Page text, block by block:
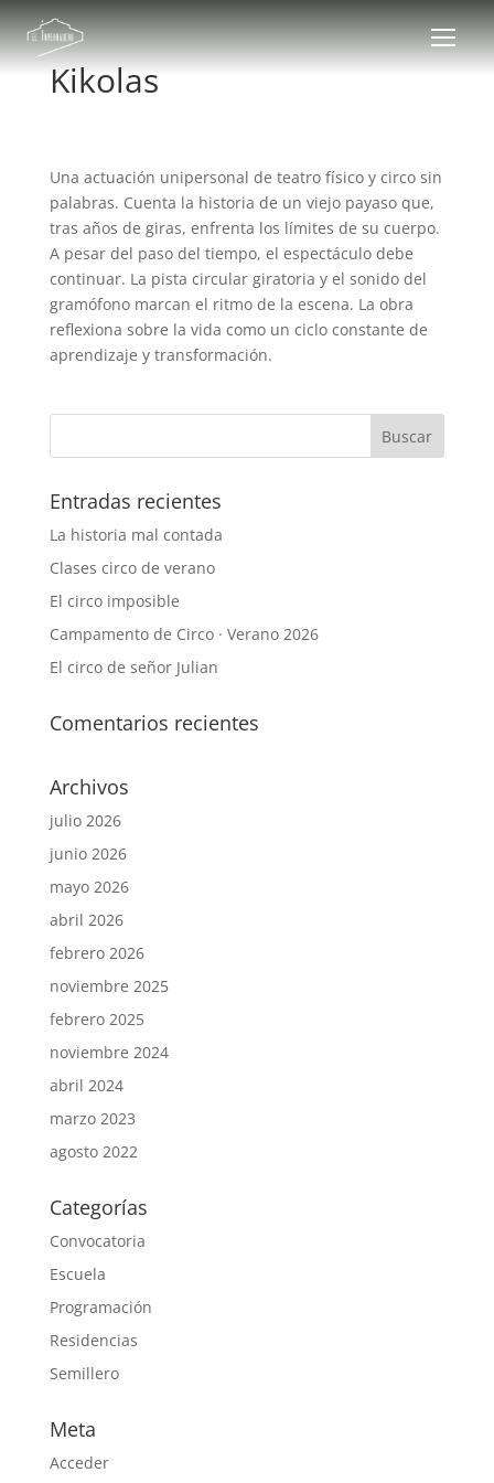
Kikolas
Una actuación unipersonal de teatro físico y circo sin
palabras. Cuenta la historia de un viejo payaso que,
tras años de giras, enfrenta los límites de su cuerpo.
A pesar del paso del tiempo, el espectáculo debe
continuar. La pista circular giratoria y el sonido del
gramófono marcan el ritmo de la escena. La obra
reflexiona sobre la vida como un ciclo constante de
aprendizaje y transformación.
Entradas recientes
La historia mal contada
Clases circo de verano
El circo imposible
Campamento de Circo · Verano 2026
El circo de señor Julian
Comentarios recientes
Archivos
julio 2026
junio 2026
mayo 2026
abril 2026
febrero 2026
noviembre 2025
febrero 2025
noviembre 2024
abril 2024
marzo 2023
agosto 2022
Categorías
Convocatoria
Escuela
Programación
Residencias
Semillero
Meta
Acceder